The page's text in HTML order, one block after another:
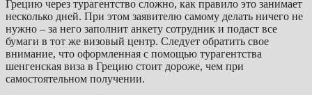
Грецию через турагентство сложно, как правило это занимает
несколько дней. При этом заявителю самому делать ничего не
нужно – за него заполнит анкету сотрудник и подаст все
бумаги в тот же визовый центр. Следует обратить свое
внимание, что оформленная с помощью турагентства
шенгенская виза в Грецию стоит дороже, чем при
самостоятельном получении.